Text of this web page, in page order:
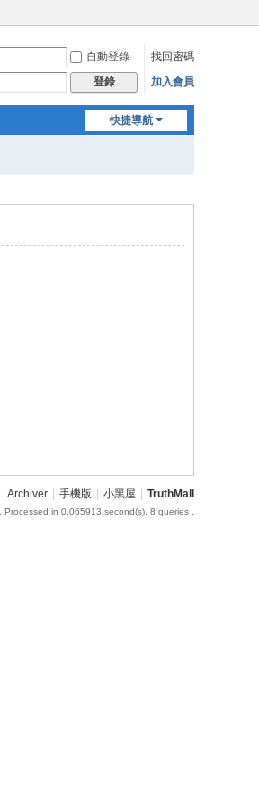
自動登錄
找回密碼
登錄 加入會員
快捷導航
Archiver 手機版 小黑屋 TruthMall
, Processed in 0.065913 second(s), 8 queries .